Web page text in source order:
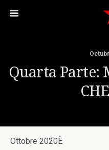
Quarta Parte:
Ottobre 2020È